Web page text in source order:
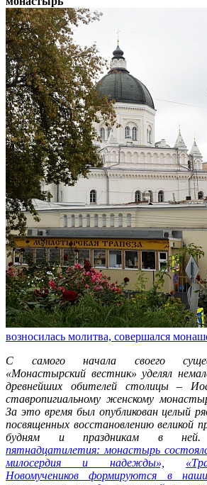
возносилась молитва, совершался
С самого начала своего
«Монастырский вестник» уделял
древнейших обителей столицы –
ставропигиальному женскому
За это время был опубликован целый
посвященных восстановлению великой
будням и праздникам в
пятнадцатилетия: монастырь
милосердия и надежды»,
Новомучеников формируются в